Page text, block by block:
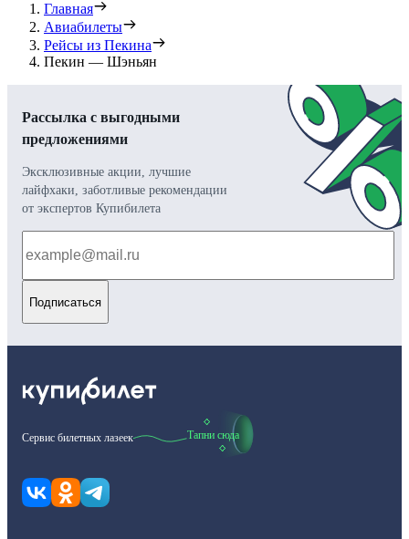
Главная
Авиабилеты
Рейсы из Пекина
Пекин — Шэньян
Рассылка с выгодными
предложениями
Эксклюзивные акции, лучшие
лайфхаки, заботливые рекомендации
от экспертов Купибилета
Подписаться
Сервис билетных лазеек Тапни сюда